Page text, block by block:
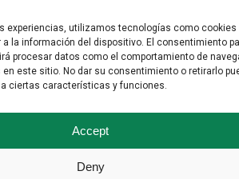
experiencias, utilizamos tecnologías como cookies
la información del dispositivo. El consentimiento
procesar datos como el comportamiento de
este sitio. No dar su consentimiento o retirarlo
ciertas características y funciones.
Accept
Deny